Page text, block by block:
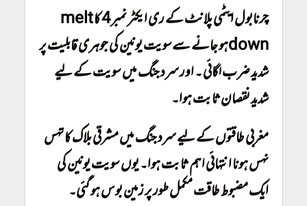
چرنابول ایٹمی پلانٹ کے ری ایکٹر نمبر 4 کا melt
downہو جانے سےسویت یونین کی جوہری قابلیت پر
شدید ضرب لگائی ۔ اور سرد جنگ میں سویت کے لیے
شدید نقصان ثابت ہوا۔
مغربی طاقتوں کے لیے سرد جنگ میں مشرقی بلاک کا تہس
نہس ہونا انتہائی اہم ثابت ہوا۔ یوں سویت یونین کی
ایک مضبوط طاقت مکمل طور پر زمین بوس ہو گئی۔